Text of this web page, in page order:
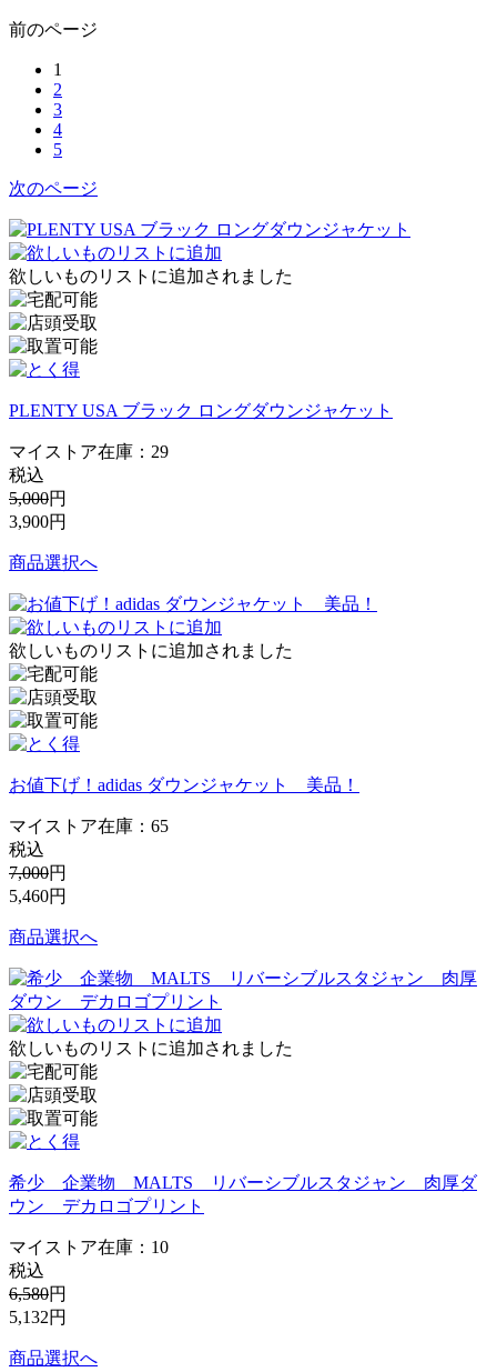
前のページ
1
2
3
4
5
次のページ
欲しいものリストに追加されました
PLENTY USA ブラック ロングダウンジャケット
マイストア在庫： 29
税込
5,000円
3,900円
商品選択へ
欲しいものリストに追加されました
お値下げ！adidas ダウンジャケット 美品！
マイストア在庫： 65
税込
7,000円
5,460円
商品選択へ
欲しいものリストに追加されました
希少 企業物 MALTS リバーシブルスタジャン 肉厚ダ
ウン デカロゴプリント
マイストア在庫： 10
税込
6,580円
5,132円
商品選択へ